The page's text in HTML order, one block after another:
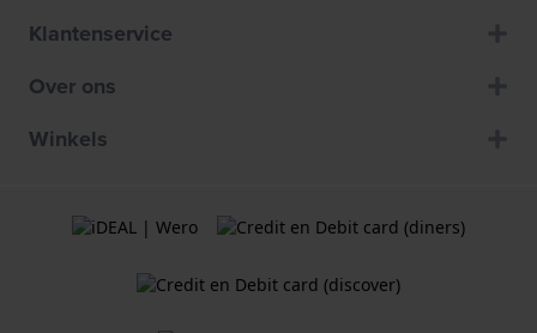
Klantenservice
Over ons
Winkels